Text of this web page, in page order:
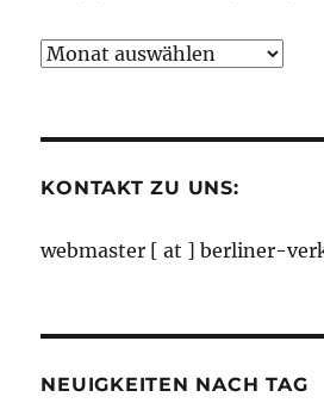
Neuigkeiten
KONTAKT ZU UNS:
webmaster [ at ] berliner-
NEUIGKEITEN NACH TAG